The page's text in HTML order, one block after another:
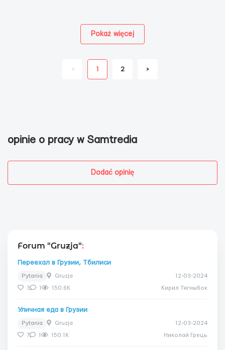
< 1 2 >
Pokaż więcej
opinie o pracy w Samtredia
Dodać opinię
Forum "Gruzja":
Переехал в Грузии, Тбилиси
Pytania Gruzja 12-03-2024
3 1 150.6K Кирил Тягныбок
Уличная еда в Грузии
Pytania Gruzja 12-03-2024
7 1 150.1K Николай Грець